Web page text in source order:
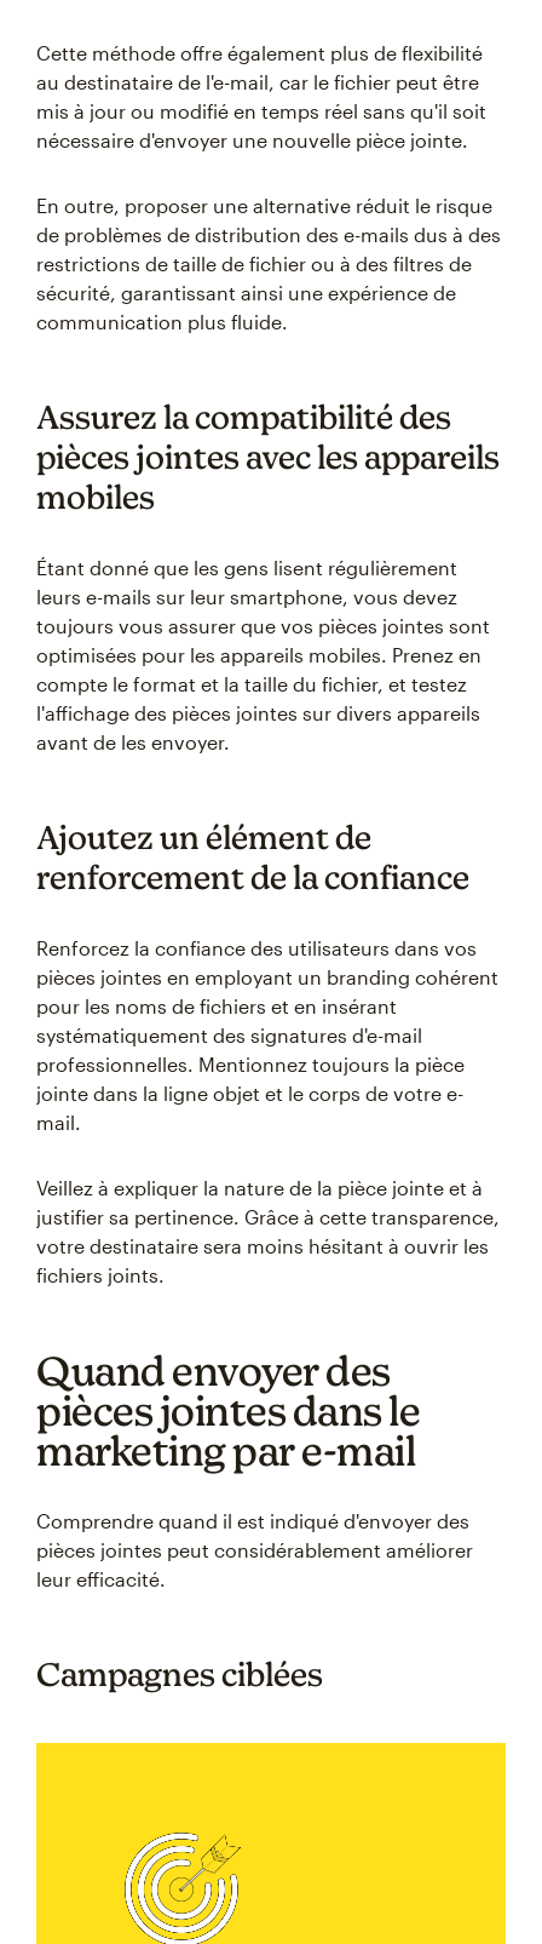
Cette méthode offre également plus de flexibilité
au destinataire de l'e-mail, car le fichier peut être
mis à jour ou modifié en temps réel sans qu'il soit
nécessaire d'envoyer une nouvelle pièce jointe.
En outre, proposer une alternative réduit le risque
de problèmes de distribution des e-mails dus à des
restrictions de taille de fichier ou à des filtres de
sécurité, garantissant ainsi une expérience de
communication plus fluide.
Assurez la compatibilité des
pièces jointes avec les appareils
mobiles
Étant donné que les gens lisent régulièrement
leurs e-mails sur leur smartphone, vous devez
toujours vous assurer que vos pièces jointes sont
optimisées pour les appareils mobiles. Prenez en
compte le format et la taille du fichier, et testez
l'affichage des pièces jointes sur divers appareils
avant de les envoyer.
Ajoutez un élément de
renforcement de la confiance
Renforcez la confiance des utilisateurs dans vos
pièces jointes en employant un branding cohérent
pour les noms de fichiers et en insérant
systématiquement des signatures d'e-mail
professionnelles. Mentionnez toujours la pièce
jointe dans la ligne objet et le corps de votre e-
mail.
Veillez à expliquer la nature de la pièce jointe et à
justifier sa pertinence. Grâce à cette transparence,
votre destinataire sera moins hésitant à ouvrir les
fichiers joints.
Quand envoyer des
pièces jointes dans le
marketing par e-mail
Comprendre quand il est indiqué d'envoyer des
pièces jointes peut considérablement améliorer
leur efficacité.
Campagnes ciblées